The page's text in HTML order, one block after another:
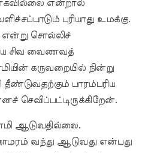
என்றால்
புரியாது உமக்கு.
என்று சொல்லிச்
சிவ வைணவத்
கருவறையில் நின்று
தீண்டுவதற்கும் பாரம்பரிய
செவிப்பட்டிருக்கிறேன்.
ஆடுவதில்லை.
வந்து ஆடுவது என்பது